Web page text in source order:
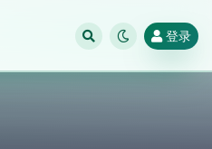
登录